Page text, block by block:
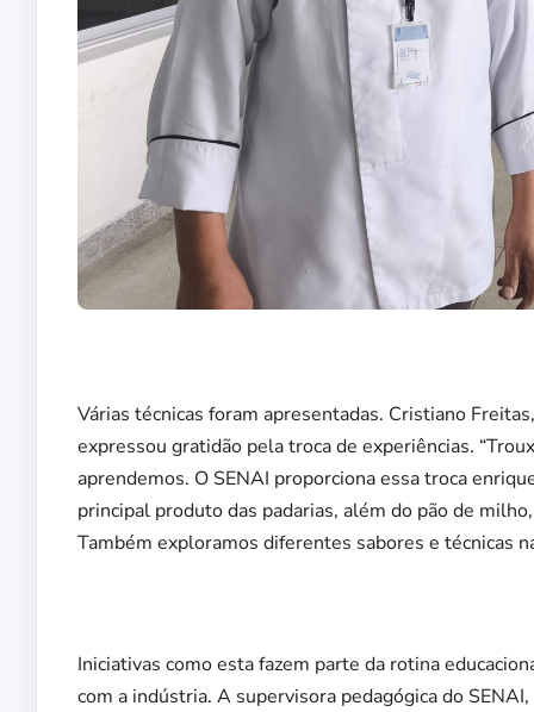
Várias técnicas foram apresentadas. Cristiano
expressou gratidão pela troca de experiências.
aprendemos. O SENAI proporciona essa troca
principal produto das padarias, além do pão de
Também exploramos diferentes sabores e técnicas
Iniciativas como esta fazem parte da rotina
com a indústria. A supervisora pedagógica do